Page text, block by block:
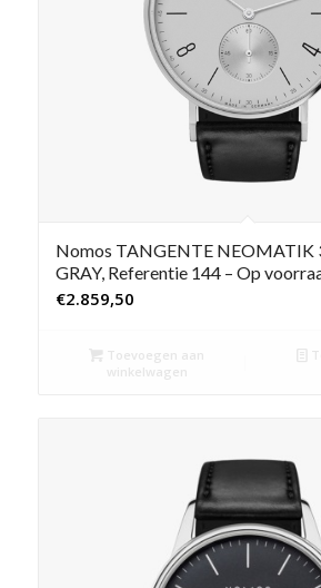
Nomos TANGENTE NEOMATIK
GRAY, Referentie 144 – Op
€2.859,50
Toevoegen aan
winkelwagen